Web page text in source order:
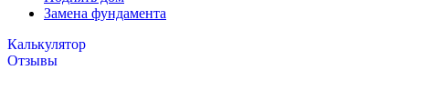
Замена фундамента
Калькулятор
Отзывы